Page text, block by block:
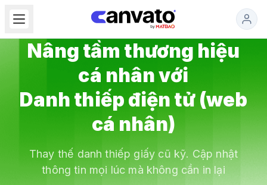
Nâng tầm thương hiệu
cá nhânvới
Danh thiếp điện tử (web
cá nhân)
Thay thế danh thiếp giấy cũ kỹ. Cập nhật
thông tin mọi lúc mà không cần in lại